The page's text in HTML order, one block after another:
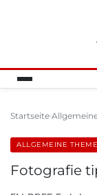
Startseite
ALLGEMEINE
Fotografie